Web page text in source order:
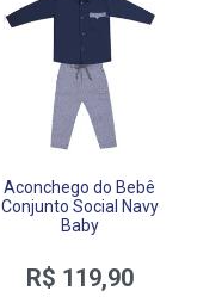
Aconchego do Bebê
Conjunto Social Navy
Baby
R$ 119,90